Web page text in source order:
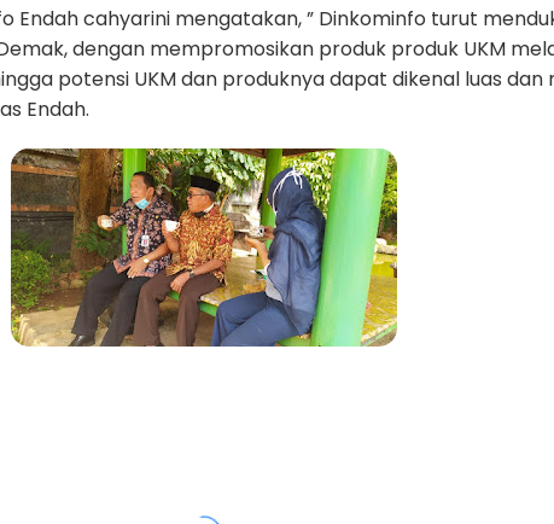
Endah cahyarini mengatakan, ” Dinkominfo turut
dengan mempromosikan produk produk UKM
potensi UKM dan produknya dapat dikenal luas dan
Endah.